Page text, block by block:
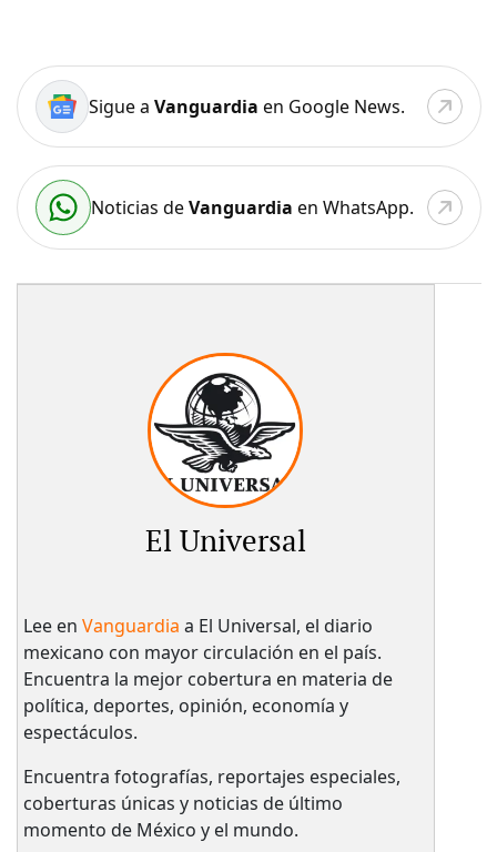
Sigue a Vanguardia en Google News.
Noticias deVanguardia en WhatsApp.
El Universal
Lee en Vanguardia a El Universal, el diario
mexicano con mayor circulación en el país.​
Encuentra la mejor cobertura en materia de
política, deportes, opinión, economía y
espectáculos.
Encuentra fotografías, reportajes especiales,
coberturas únicas y noticias de último
momento de México y el mundo.